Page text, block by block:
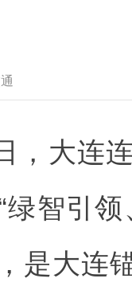
，大连
智引
是大连